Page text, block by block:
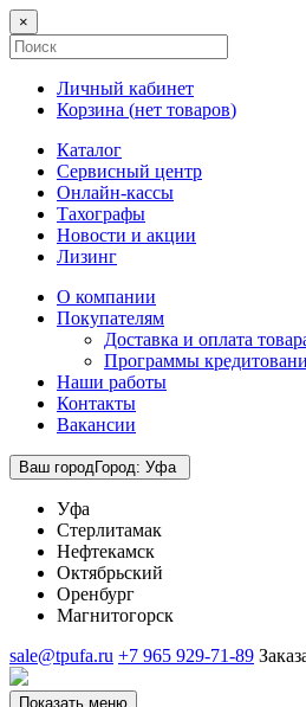
×
Личный кабинет
Корзина (нет товаров)
Каталог
Сервисный центр
Онлайн-кассы
Тахографы
Новости и акции
Лизинг
О компании
Покупателям
Доставка и оплата
Программы
Наши работы
Контакты
Вакансии
Ваш городГород: Уфа
Уфа
Стерлитамак
Нефтекамск
Октябрьский
Оренбург
Магнитогорск
sale@tpufa.ru +7 965 929-71-89
Показать меню